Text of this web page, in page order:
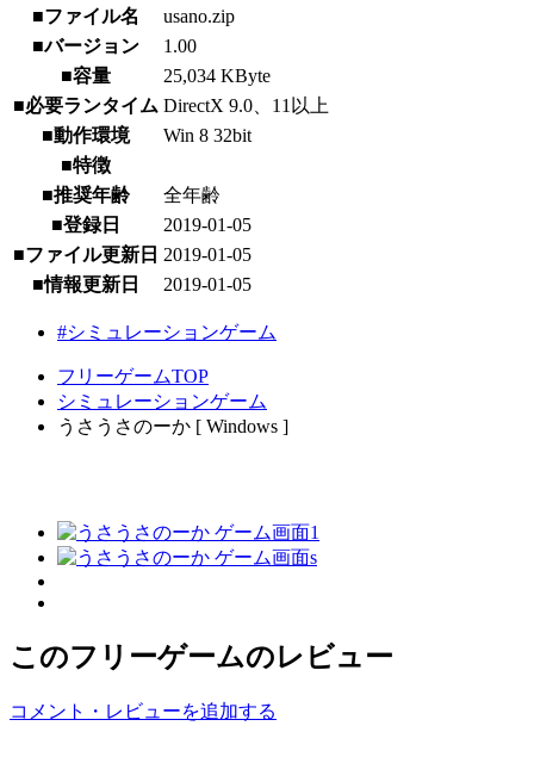
■ファイル名
usano.zip
■バージョン
1.00
■容量
25,034 KByte
■必要ランタイム DirectX 9.0、11以上
■動作環境
Win 8 32bit
■特徴
■推奨年齢
全年齢
■登録日
2019-01-05
■ファイル更新日 2019-01-05
■情報更新日
2019-01-05
#シミュレーションゲーム
フリーゲームTOP
シミュレーションゲーム
うさうさのーか [ Windows ]
このフリーゲームのレビュー
コメント・レビューを追加する